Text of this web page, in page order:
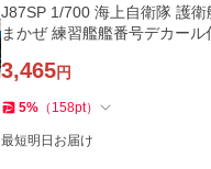
J87SP 1/700 海上自衛隊 護衛
まかぜ 練習艦艦番号デカール
3,465円
5% （ 158pt）
最短明日お届け